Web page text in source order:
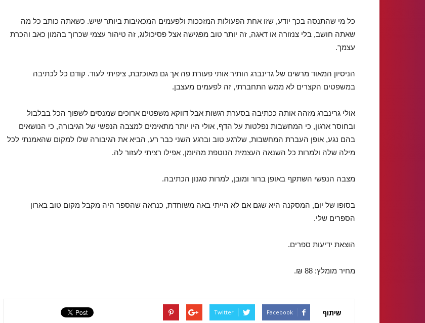
כל מי שהתנסה בכך יודע, שזו אחת הפעולות המזככות ולפעמים המכאיבות ביותר שיש. כשאתה כותב כל מה
שאתה חושב, בלי צנזורה או דאגה, זה יותר טוב מפגישה אצל פסיכולוג, זה טיהור עצמי שכרוך בהמון כאב והכרת
עצמך.
הניסיון המאוד מרשים של גרינברג הותיר אותי פעורת פה אך גם מאוכזבת, ציפיתי לעוד. קודם כל לכתיבה
במשפטים הקצרים לא ממש התחברתי, זה לפעמים מעצבן.
אולי גרינברג מזהה אותה ככתיבה בסערת רגשות אבל דווקא משפטים ארוכים שמנסים לשפוך הכל בבלבול
ובחוסר ארגון, כי המחשבות נפלטות על הדף, אולי היו יותר מתאימים למצבה הנפשי של הגיבורה, כי הנושאים
בהם נגע, אופן העברת המחשבות, שלרגע טוב וברגע השני כבר רע, הביא את הגיבורה שלו למקום שהאמנתי לכל
מילה שלה ולמרות כל השנאה העצמית הנוטפת מהיומן, אפילו רציתי לעזור לה.
מצבה הנפשי השתקף באופן ברור ומובן, למרות סגנון הכתיבה.
בסופו של יום, המסקנה היא שגם אם לא הייתי באה משוחדת, כנראה שהספר היה מקבל מקום טוב בארון
הספרים שלי.
הוצאת ידיעות ספרים.
מחיר מומלץ: 88 ₪.
שיתוף Facebook
Twitter